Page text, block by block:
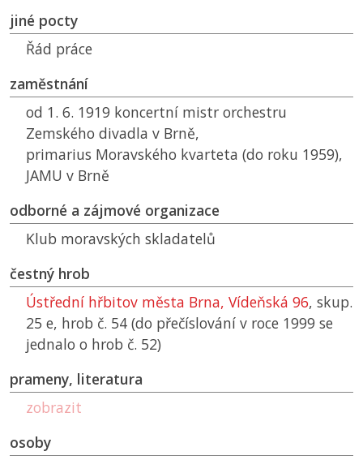
jiné pocty
Řád práce
zaměstnání
od 1. 6. 1919 koncertní mistr orchestru
Zemského divadla v Brně,
primarius Moravského kvarteta (do roku 1959),
JAMU v Brně
odborné a zájmové organizace
Klub moravských skladatelů
čestný hrob
Ústřední hřbitov města Brna, Vídeňská 96, skup.
25 e, hrob č. 54 (do přečíslování v roce 1999 se
jednalo o hrob č. 52)
prameny, literatura
zobrazit
osoby